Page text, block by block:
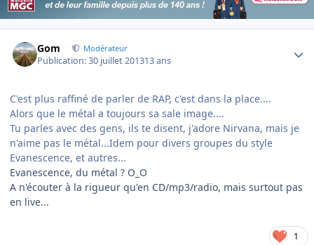
Gom Modérateur
Publication:30 juillet 201313 ans
C'est plus raffiné de parler de RAP, c'est dans la place....
Alors que le métal a toujours sa sale image....
Tu parles avec des gens, ils te disent, j'adore Nirvana, mais je
n'aime pas le métal...Idem pour divers groupes du style
Evanescence, et autres...
Evanescence, du métal ? O_O
A n'écouter à la rigueur qu'en CD/mp3/radio, mais surtout pas
en live...
1